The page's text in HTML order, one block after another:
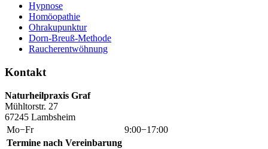
Hypnose
Homöopathie
Ohrakupunktur
Dorn-Breuß-Methode
Raucherentwöhnung
Kontakt
Naturheilpraxis Graf
Mühltorstr. 27
67245 Lambsheim
Mo−Fr
9:00−17:00
Termine nach Vereinbarung